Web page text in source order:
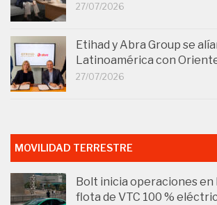
27/07/2026
Etihad y Abra Group se
Latinoamérica con
27/07/2026
MOVILIDAD TERRESTRE
Bolt inicia operaciones en
flota de VTC 100 %